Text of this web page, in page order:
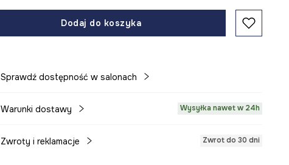
Dodaj do koszyka
Sprawdź dostępność w salonach
Warunki dostawy Wysyłka nawet w 24h
Zwroty i reklamacje Zwrot do 30 dni